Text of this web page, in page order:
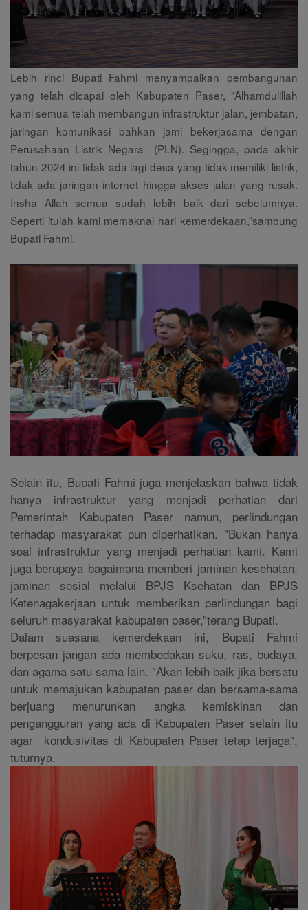
Lebih rinci Bupati Fahmi menyampaikan pembangunan
yang telah dicapai oleh Kabupaten Paser, "Alhamdulillah
kami semua telah membangun infrastruktur jalan, jembatan,
jaringan komunikasi bahkan jami bekerjasama dengan
Perusahaan Listrik Negara (PLN). Segingga, pada akhir
tahun 2024 ini tidak ada lagi desa yang tidak memiliki listrik,
tidak ada jaringan internet hingga akses jalan yang rusak.
Insha Allah semua sudah lebih baik dari sebelumnya.
Seperti itulah kami memaknai hari kemerdekaan,”sambung
Bupati Fahmi.
Selain itu, Bupati Fahmi juga menjelaskan bahwa tidak
hanya infrastruktur yang menjadi perhatian dari
Pemerintah Kabupaten Paser namun, perlindungan
terhadap masyarakat pun diperhatikan. "Bukan hanya
soal infrastruktur yang menjadi perhatian kami. Kami
juga berupaya bagaimana memberi jaminan kesehatan,
jaminan sosial melalui BPJS Ksehatan dan BPJS
Ketenagakerjaan untuk memberikan perlindungan bagi
seluruh masyarakat kabupaten paser,”terang Bupati.
Dalam suasana kemerdekaan ini, Bupati Fahmi
berpesan jangan ada membedakan suku, ras, budaya,
dan agama satu sama lain. "Akan lebih baik jika bersatu
untuk memajukan kabupaten paser dan bersama-sama
berjuang menurunkan angka kemiskinan dan
pengangguran yang ada di Kabupaten Paser selain itu
agar kondusivitas di Kabupaten Paser tetap terjaga",
tuturnya.